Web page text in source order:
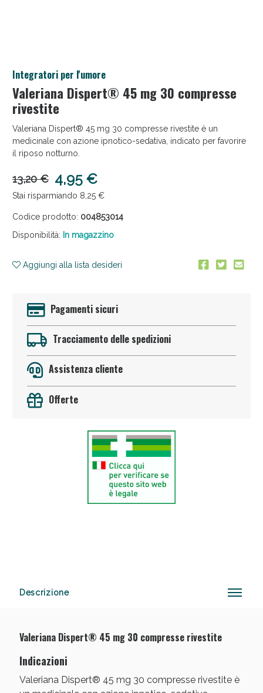
Integratori per l'umore
Valeriana Dispert® 45 mg 30 compresse
rivestite
Valeriana Dispert® 45 mg 30 compresse rivestite è un
medicinale con azione ipnotico-sedativa, indicato per favorire
il riposo notturno.
13,20 € 4,95 €
Stai risparmiando 8,25 €
Codice prodotto: 004853014
Disponibilità: In magazzino
Aggiungi alla lista desideri
Pagamenti sicuri
Tracciamento delle spedizioni
Assistenza cliente
Offerte
Descrizione
Valeriana Dispert® 45 mg 30 compresse rivestite
Indicazioni
Valeriana Dispert® 45 mg 30 compresse rivestite è
Salini e Multivitaminici: oggi Sconto extra fino al
Anticellulite e Fanghi: Sconto fino al 40% valido
oggi!